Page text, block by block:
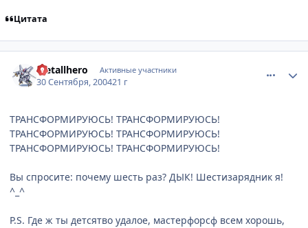
Цитата
Metallhero Активные участники
30 Сентября, 200421 г
ТРАНСФОРМИРУЮСЬ! ТРАНСФОРМИРУЮСЬ!
ТРАНСФОРМИРУЮСЬ! ТРАНСФОРМИРУЮСЬ!
ТРАНСФОРМИРУЮСЬ! ТРАНСФОРМИРУЮСЬ!
Вы спросите: почему шесть раз? ДЫК! Шестизарядник я!
^_^
P.S. Где ж ты детсятво удалое, мастерфорсф всем хорошь,